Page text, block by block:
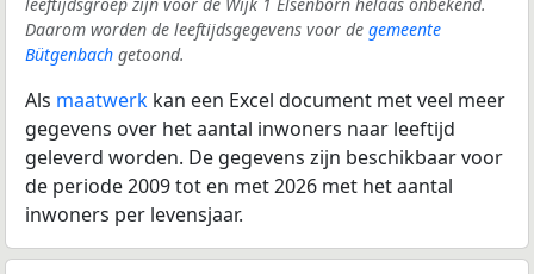
Daarom worden de leeftijdsgegevens voor de gemeente
Bütgenbach getoond.
Als maatwerk kan een Excel document met veel meer
gegevens over het aantal inwoners naar leeftijd
geleverd worden. De gegevens zijn beschikbaar voor
de periode 2009 tot en met 2026 met het aantal
inwoners per levensjaar.